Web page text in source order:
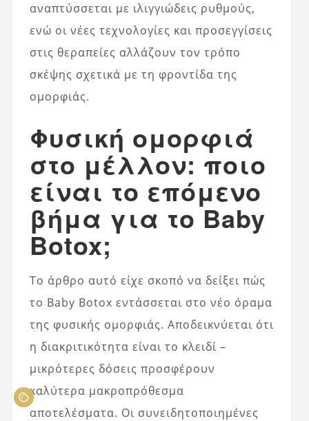
αναπτύσσεται με ιλιγγιώδεις ρυθμούς,
ενώ οι νέες τεχνολογίες και προσεγγίσεις
στις θεραπείες αλλάζουν τον τρόπο
σκέψης σχετικά με τη φροντίδα της
ομορφιάς.
Φυσική ομορφιά
στο μέλλον: ποιο
είναι το επόμενο
βήμα για το Baby
Botox;
Το άρθρο αυτό είχε σκοπό να δείξει πώς
το Baby Botox εντάσσεται στο νέο όραμα
της φυσικής ομορφιάς. Αποδεικνύεται ότι
η διακριτικότητα είναι το κλειδί –
μικρότερες δόσεις προσφέρουν
καλύτερα μακροπρόθεσμα
αποτελέσματα. Οι συνειδητοποιημένες